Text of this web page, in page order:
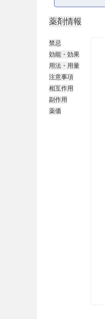
薬剤情報
禁忌
効能・効果
用法・用量
注意事項
相互作用
副作用
薬価